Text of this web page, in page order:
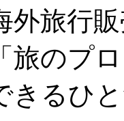
外旅行
旅のプ
きるひ